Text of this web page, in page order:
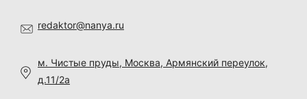
redaktor@nanya.ru
м. Чистые пруды, Москва, Армянский переулок,
д.11/2а